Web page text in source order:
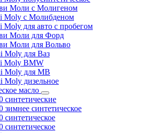
Моли с Молигеном
Moly с Молибденом
Moly для авто с пробегом
Моли для Форд
Моли для Вольво
Moly для Ваз
Moly BMW
Moly для MB
Moly дизельное
масло
синтетические
зимнее синтетическое
синтетическое
синтетическое